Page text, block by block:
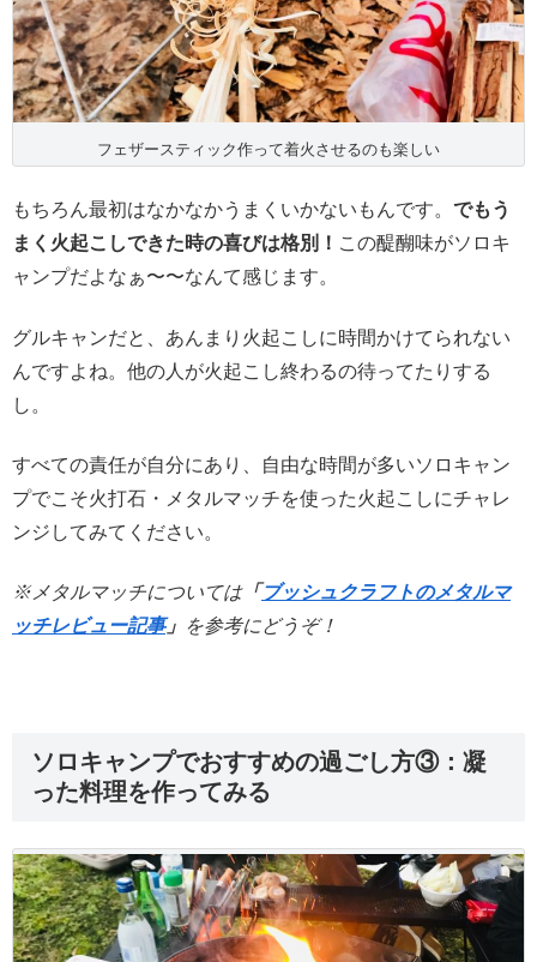
フェザースティック作って着火させるのも楽しい
もちろん最初はなかなかうまくいかないもんです。 でもう
まく火起こしできた時の喜びは格別！ この醍醐味がソロキ
ャンプだよなぁ〜〜なんて感じます。
グルキャンだと、あんまり火起こしに時間かけてられない
んですよね。他の人が火起こし終わるの待ってたりする
し。
すべての責任が自分にあり、自由な時間が多いソロキャン
プでこそ火打石・メタルマッチを使った火起こしにチャレ
ンジしてみてください。
※メタルマッチについては「 ブッシュクラフトのメタルマ
ッチレビュー記事」 を参考にどうぞ！
ソロキャンプでおすすめの過ごし方③：凝
った料理を作ってみる